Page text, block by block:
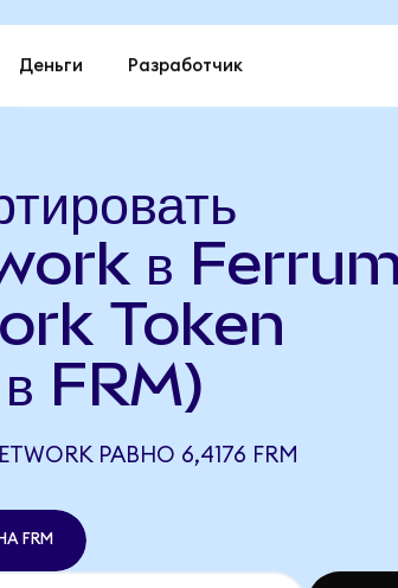
Деньги Разработчик
в
Token
FRM)
РАВНО 6,4176 FRM
FRM